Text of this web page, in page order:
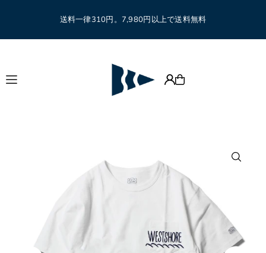
Translation missing: ja.accessibility.skip_to_text
送料一律310円。7,980円以上で送料無料